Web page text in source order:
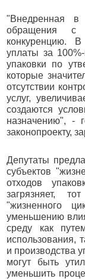
"Внедренная в
обращения с
конкуренцию.
уплаты за
упаковки по
которые
отсутствии
услуг,
создаются
назначению", -
законопроекту,
Депутаты
субъектов
отходов
загрязняет,
"жизненного
уменьшению
среду как
использования,
и производства
могут быть
уменьшить